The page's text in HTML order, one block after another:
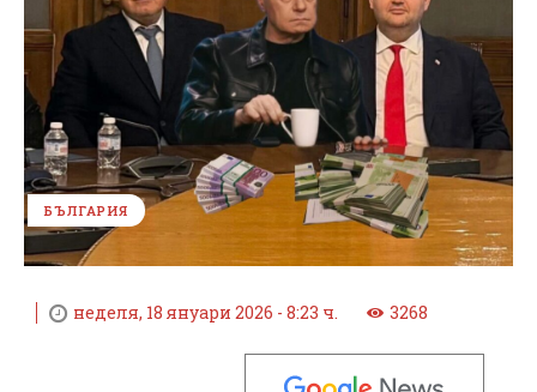
БЪЛГАРИЯ
неделя, 18 януари 2026 - 8:23 ч. 3268